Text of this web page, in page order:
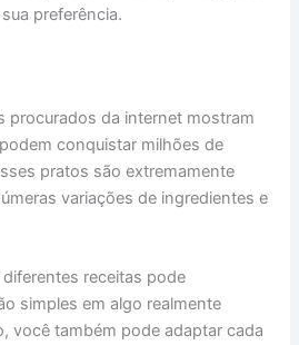
preferência.
procurados da internet mostram
conquistar milhões de
pratos são extremamente
variações de ingredientes e
receitas pode
simples em algo realmente
você também pode adaptar cada